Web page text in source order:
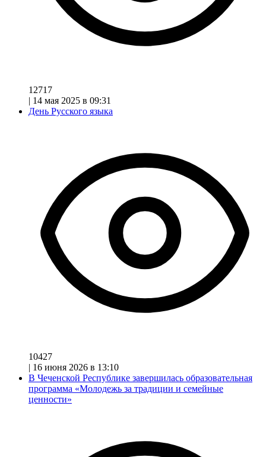
12717
| 14 мая 2025 в 09:31
День Русского языка
10427
| 16 июня 2026 в 13:10
В Чеченской Республике завершилась образовательная
программа «Молодежь за традиции и семейные
ценности»